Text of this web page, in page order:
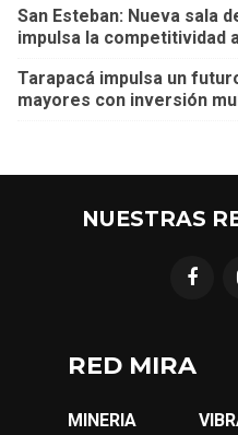
San Esteban: Nueva sala
impulsa la competitividad
Tarapacá impulsa un
mayores con inversión
NUESTRAS
RED MIRA
MINERIA